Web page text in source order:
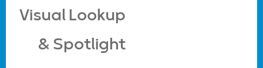
Visual Lookup
& Spotlight